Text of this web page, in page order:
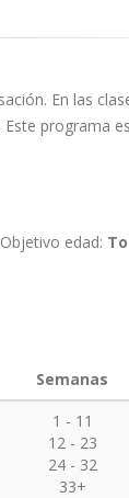
En las
programa
Objetivo edad:
Semanas
1 - 11
12 - 23
24 - 32
33+